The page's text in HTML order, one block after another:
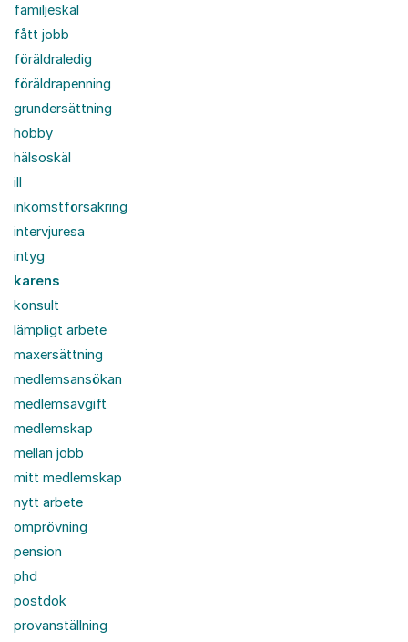
familjeskäl
fått jobb
föräldraledig
föräldrapenning
grundersättning
hobby
hälsoskäl
ill
inkomstförsäkring
intervjuresa
intyg
karens
konsult
lämpligt arbete
maxersättning
medlemsansökan
medlemsavgift
medlemskap
mellan jobb
mitt medlemskap
nytt arbete
omprövning
pension
phd
postdok
provanställning